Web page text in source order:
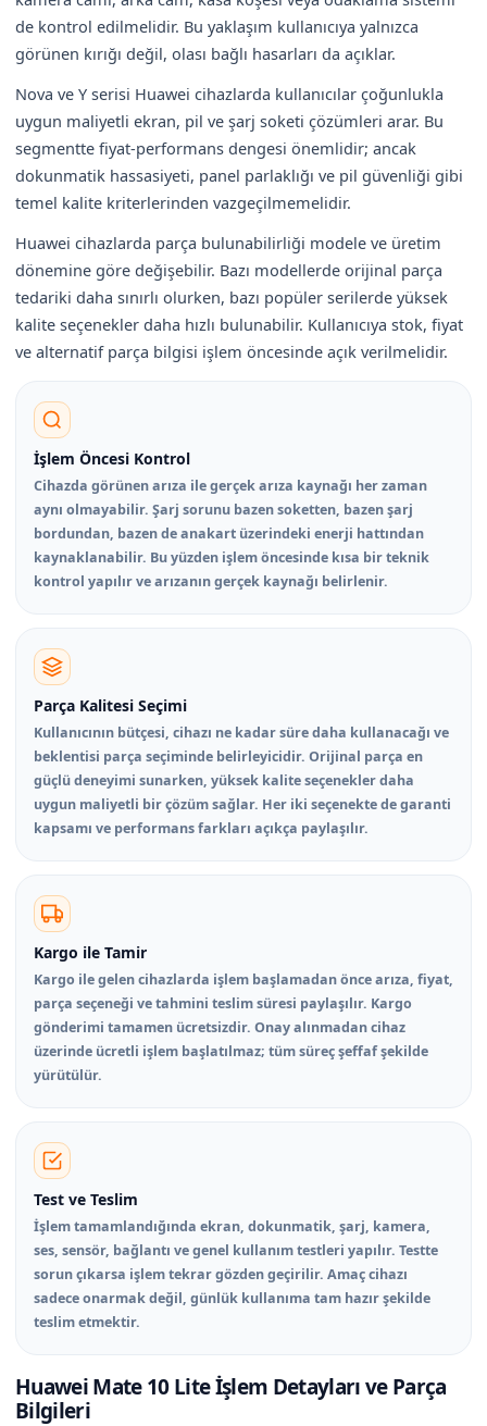
de kontrol edilmelidir. Bu yaklaşım kullanıcıya yalnızca
görünen kırığı değil, olası bağlı hasarları da açıklar.
Nova ve Y serisi Huawei cihazlarda kullanıcılar çoğunlukla
uygun maliyetli ekran, pil ve şarj soketi çözümleri arar. Bu
segmentte fiyat-performans dengesi önemlidir; ancak
dokunmatik hassasiyeti, panel parlaklığı ve pil güvenliği gibi
temel kalite kriterlerinden vazgeçilmemelidir.
Huawei cihazlarda parça bulunabilirliği modele ve üretim
dönemine göre değişebilir. Bazı modellerde orijinal parça
tedariki daha sınırlı olurken, bazı popüler serilerde yüksek
kalite seçenekler daha hızlı bulunabilir. Kullanıcıya stok, fiyat
ve alternatif parça bilgisi işlem öncesinde açık verilmelidir.
İşlem Öncesi Kontrol
Cihazda görünen arıza ile gerçek arıza kaynağı her zaman
aynı olmayabilir. Şarj sorunu bazen soketten, bazen şarj
bordundan, bazen de anakart üzerindeki enerji hattından
kaynaklanabilir. Bu yüzden işlem öncesinde kısa bir teknik
kontrol yapılır ve arızanın gerçek kaynağı belirlenir.
Parça Kalitesi Seçimi
Kullanıcının bütçesi, cihazı ne kadar süre daha kullanacağı ve
beklentisi parça seçiminde belirleyicidir. Orijinal parça en
güçlü deneyimi sunarken, yüksek kalite seçenekler daha
uygun maliyetli bir çözüm sağlar. Her iki seçenekte de garanti
kapsamı ve performans farkları açıkça paylaşılır.
Kargo ile Tamir
Kargo ile gelen cihazlarda işlem başlamadan önce arıza, fiyat,
parça seçeneği ve tahmini teslim süresi paylaşılır. Kargo
gönderimi tamamen ücretsizdir. Onay alınmadan cihaz
üzerinde ücretli işlem başlatılmaz; tüm süreç şeffaf şekilde
yürütülür.
Test ve Teslim
İşlem tamamlandığında ekran, dokunmatik, şarj, kamera,
ses, sensör, bağlantı ve genel kullanım testleri yapılır. Testte
sorun çıkarsa işlem tekrar gözden geçirilir. Amaç cihazı
sadece onarmak değil, günlük kullanıma tam hazır şekilde
teslim etmektir.
Huawei Mate 10 Lite İşlem Detayları ve Parça
Bilgileri